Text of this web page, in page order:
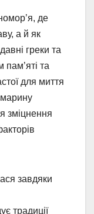
де
а й як
греки та
та
для миття
зміцнення
завдяки
традиції